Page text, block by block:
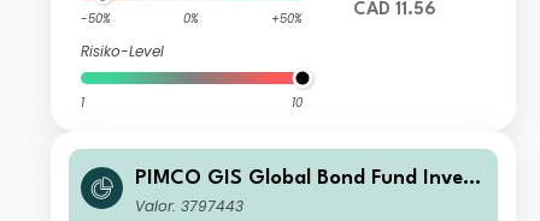
-50% 0% +50%
Risiko-Level
1 10
CAD 11.56
PIMCO GIS Global Bond Fund Invest
or CHF (Hedged) Accumulation
Valor: 3797443